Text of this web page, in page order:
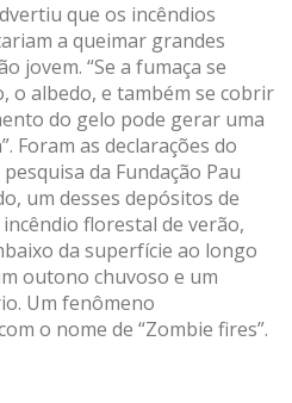
que os incêndios
a queimar grandes
jovem. “Se a fumaça se
o albedo, e também se cobrir
do gelo pode gerar uma
Foram as declarações do
da Fundação Pau
um desses depósitos de
florestal de verão,
da superfície ao longo
outono chuvoso e um
Um fenômeno
o nome de “Zombie fires”.